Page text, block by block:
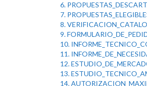
6.
7.
8.
9.
10.
11.
12.
13.
14.